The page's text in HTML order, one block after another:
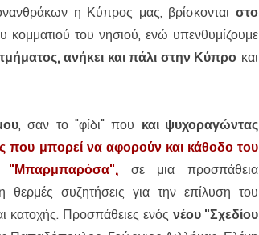
η Κύπρος μας, βρίσκονται στο
του νησιού, ενώ υπενθυμίζουμε
ανήκει και πάλι στην Κύπρο και
, σαν το "φίδι" που και ψυχοραγώντας
που μπορεί να αφορούν και κάθοδο του
"Μπαρμπαρόσα",σε μια προσπάθεια
θερμές συζητήσεις για την επίλυση του
κατοχής. Προσπάθειες ενός νέου "Σχεδίου